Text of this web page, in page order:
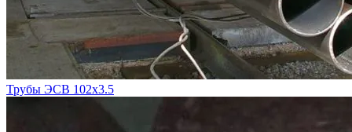
Трубы ЭСВ 102х3.5